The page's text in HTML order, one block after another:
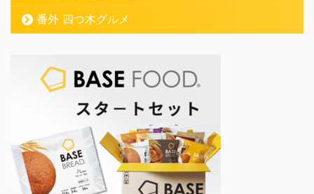
番外 四つ木グルメ